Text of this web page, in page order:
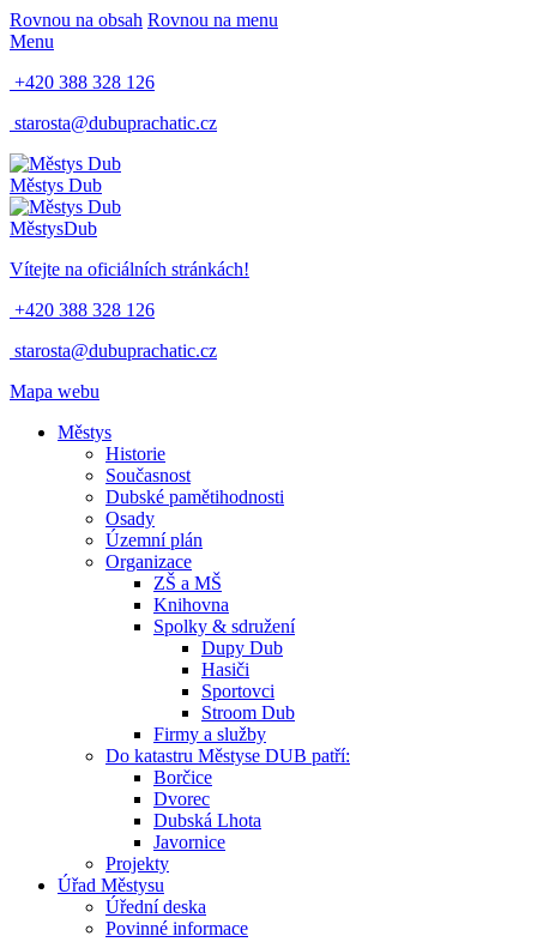
Rovnou na obsah Rovnou na menu
Menu
+420 388 328 126
starosta@dubuprachatic.cz
Městys Dub
MěstysDub
Vítejte na oficiálních stránkách!
+420 388 328 126
starosta@dubuprachatic.cz
Mapa webu
Městys
Historie
Současnost
Dubské pamětihodnosti
Osady
Územní plán
Organizace
ZŠ a MŠ
Knihovna
Spolky & sdružení
Dupy Dub
Hasiči
Sportovci
Stroom Dub
Firmy a služby
Do katastru Městyse DUB patří:
Borčice
Dvorec
Dubská Lhota
Javornice
Projekty
Úřad Městysu
Úřední deska
Povinné informace